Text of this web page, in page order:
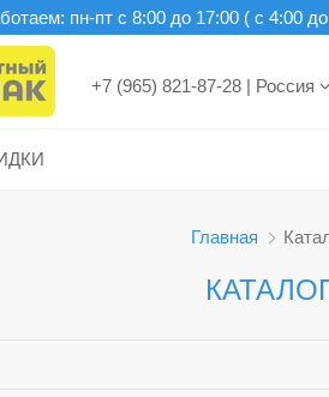
пн-пт c 8:00 до 17:00 ( с 4:00
+7 (965) 821-87-28 | Россия
Главная